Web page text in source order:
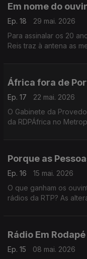
Em nome do
Ep. 18
29 mai. 2026
Para assinalar os 20
Reis traz à antena as
África fora de
Ep. 17
22 mai. 2026
O Gabinete da
da RDPÁfrica no
Porque as
Ep. 16
15 mai. 2026
O que ganham os
rádios da RTP? As
Rádio Em Rodapé
Ep. 15
08 mai. 2026